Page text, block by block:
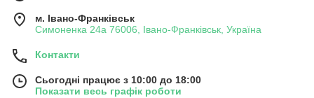
м. Івано-Франківськ
Симоненка 24а 76006, Івано-Франківськ, Україна
Контакти
Сьогодні працює з 10:00 до 18:00
Показати весь графік роботи